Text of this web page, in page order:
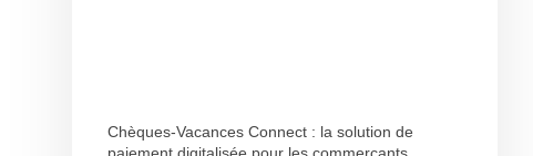
Chèques-Vacances Connect : la solution de